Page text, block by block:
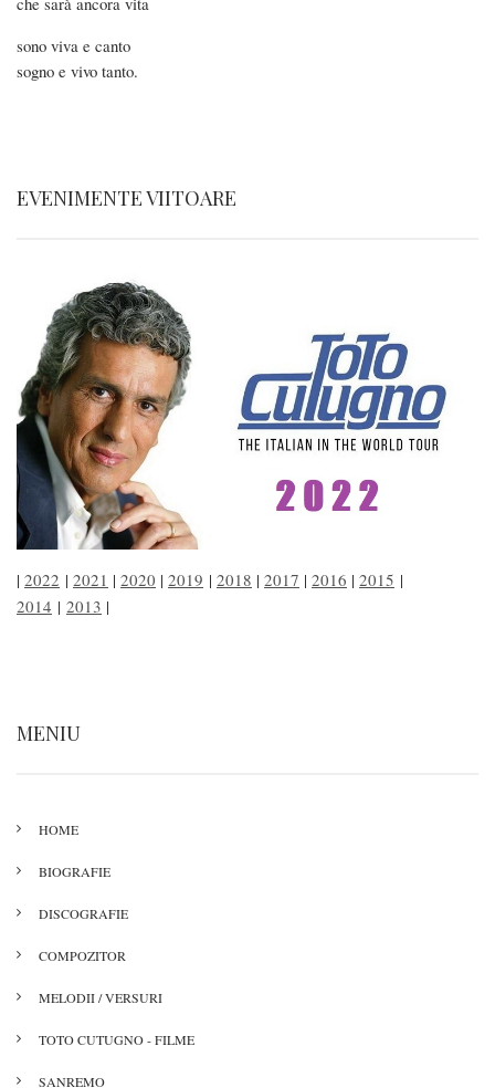
sono viva e canto
sogno e vivo tanto.
EVENIMENTE VIITOARE
| 2022 | 2021 | 2020 | 2019 | 2018 | 2017 | 2016 | 2015 |
2014 | 2013 |
MENIU
HOME
BIOGRAFIE
DISCOGRAFIE
COMPOZITOR
MELODII / VERSURI
TOTO CUTUGNO - FILME
SANREMO